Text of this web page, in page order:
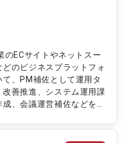
のECサイトやネットスー
のビジネスプラットフォ
、PM補佐として運用タ
善推進、システム運用課
、会議運営補佐などを通
運用タスクの管理と進捗
ーム仕様変更や要望事項